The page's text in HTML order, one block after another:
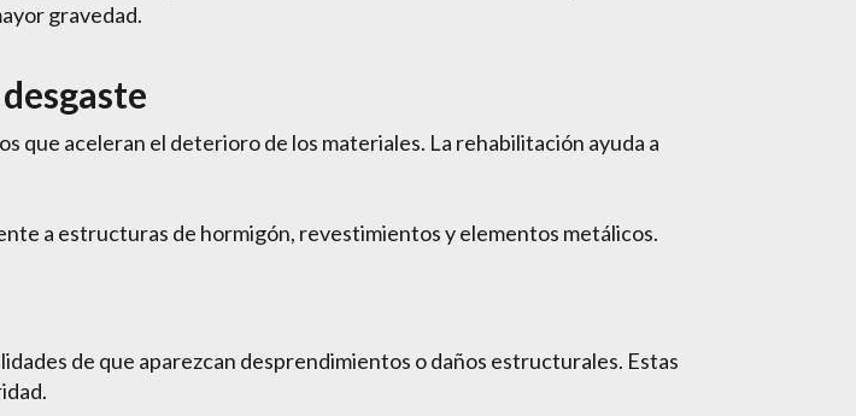
gravedad.
que aceleran el deterioro de los materiales. La rehabilitación ayuda a
a estructuras de hormigón, revestimientos y elementos metálicos.
de que aparezcan desprendimientos o daños estructurales. Estas